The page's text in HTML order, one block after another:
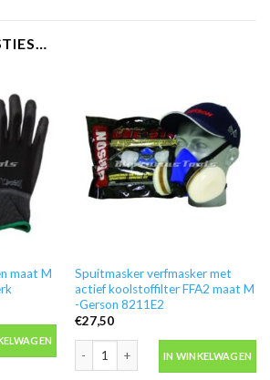
maat M
maat M Nylon PU voor spuitwerk aantal
Spuitmasker verfmasker met
actief koolstoffilter FFA2 maat M
-Gerson 8211E2
€27,50
Spuitmasker verfmasker met actief
IN WINKELWAGEN